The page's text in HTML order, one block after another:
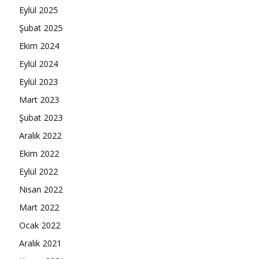
Eylül 2025
Şubat 2025
Ekim 2024
Eylül 2024
Eylül 2023
Mart 2023
Şubat 2023
Aralık 2022
Ekim 2022
Eylül 2022
Nisan 2022
Mart 2022
Ocak 2022
Aralık 2021